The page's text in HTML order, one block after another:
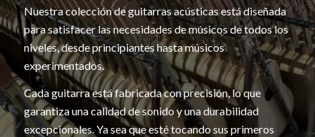
Nuestra colección de guitarras acústicas está diseñada
para satisfacer las necesidades de músicos de todos los
niveles, desde principiantes hasta músicos
experimentados.
Cada guitarra está fabricada con precisión, lo que
garantiza una calidad de sonido y una durabilidad
excepcionales. Ya sea que esté tocando sus primeros